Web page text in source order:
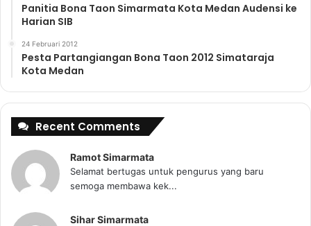
Panitia Bona Taon Simarmata Kota Medan Audensi ke
Harian SIB
24 Februari 2012
Pesta Partangiangan Bona Taon 2012 Simataraja
Kota Medan
Recent Comments
Ramot Simarmata
Selamat bertugas untuk pengurus yang baru
semoga membawa kek...
Sihar Simarmata